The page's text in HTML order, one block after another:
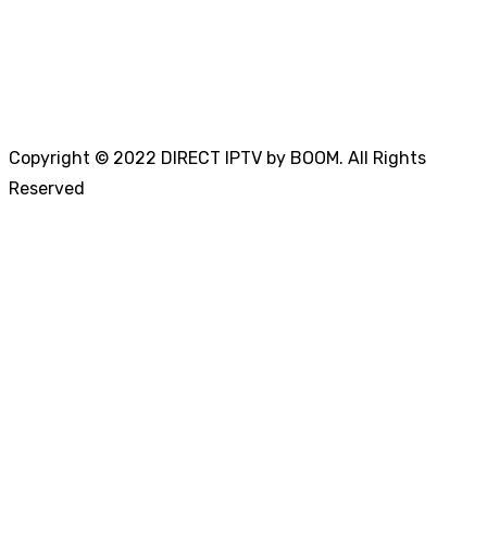
Copyright © 2022 DIRECT IPTV by BOOM. All Rights
Reserved